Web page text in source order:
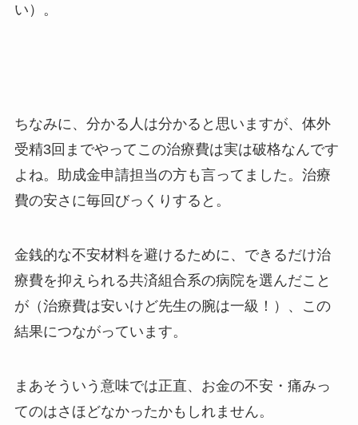
い）。
ちなみに、分かる人は分かると思いますが、体外
受精3回までやってこの治療費は実は破格なんです
よね。助成金申請担当の方も言ってました。治療
費の安さに毎回びっくりすると。
金銭的な不安材料を避けるために、できるだけ治
療費を抑えられる共済組合系の病院を選んだこと
が（治療費は安いけど先生の腕は一級！）、この
結果につながっています。
まあそういう意味では正直、お金の不安・痛みっ
てのはさほどなかったかもしれません。